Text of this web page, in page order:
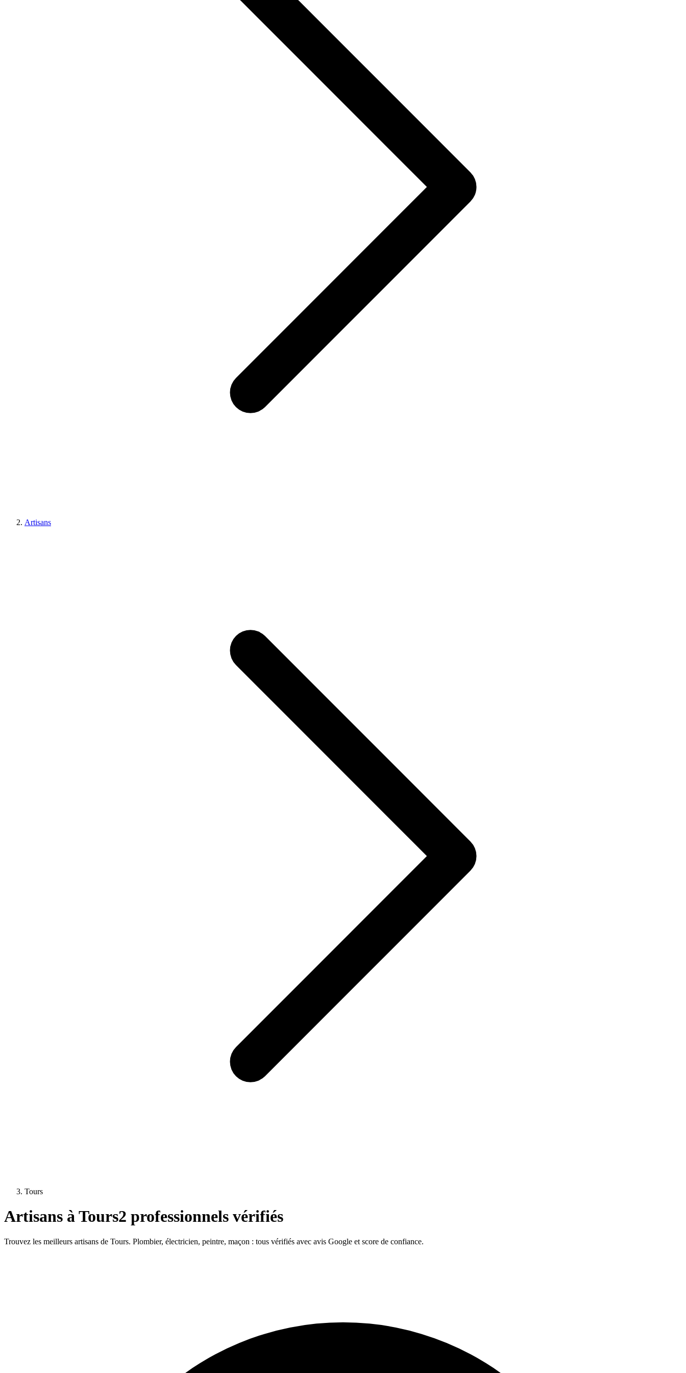
Artisans
Tours
Artisans àTours2 professionnels vérifiés
Trouvez les meilleurs artisans de Tours. Plombier, électricien, peintre, maçon : tous vérifiés avec avis Google et score de confiance.